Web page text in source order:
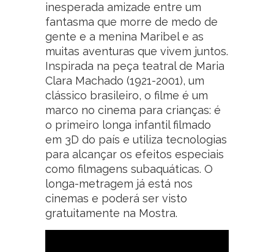
inesperada amizade entre um
fantasma que morre de medo de
gente e a menina Maribel e as
muitas aventuras que vivem juntos.
Inspirada na peça teatral de Maria
Clara Machado (1921-2001), um
clássico brasileiro, o filme é um
marco no cinema para crianças: é
o primeiro longa infantil filmado
em 3D do país e utiliza tecnologias
para alcançar os efeitos especiais
como filmagens subaquáticas. O
longa-metragem já está nos
cinemas e poderá ser visto
gratuitamente na Mostra.